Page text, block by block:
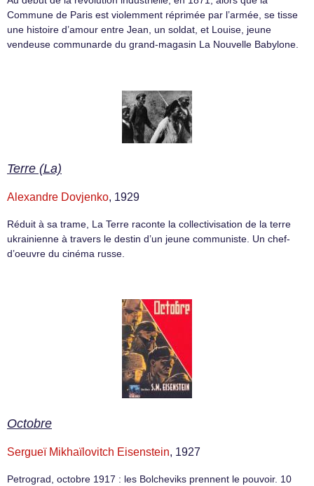
Commune de Paris est violemment réprimée par l’armée, se tisse
une histoire d’amour entre Jean, un soldat, et Louise, jeune
vendeuse communarde du grand-magasin La Nouvelle Babylone.
Terre (La)
Alexandre Dovjenko, 1929
Réduit à sa trame, La Terre raconte la collectivisation de la terre
ukrainienne à travers le destin d’un jeune communiste. Un chef-
d’oeuvre du cinéma russe.
Octobre
Sergueï Mikhaïlovitch Eisenstein, 1927
Petrograd, octobre 1917 : les Bolcheviks prennent le pouvoir. 10